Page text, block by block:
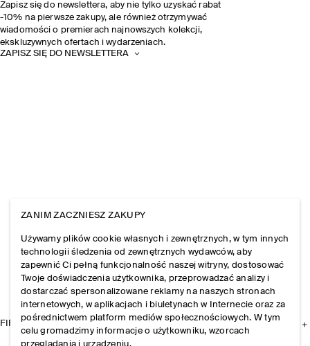
Zapisz się do newslettera, aby nie tylko uzyskać rabat
-10% na pierwsze zakupy, ale również otrzymywać
wiadomości o premierach najnowszych kolekcji,
ekskluzywnych ofertach i wydarzeniach.
ZAPISZ SIĘ DO NEWSLETTERA
FIRMA
ZANIM ZACZNIESZ ZAKUPY
Używamy plików cookie własnych i zewnętrznych, w tym innych
technologii śledzenia od zewnętrznych wydawców, aby
zapewnić Ci pełną funkcjonalność naszej witryny, dostosować
Twoje doświadczenia użytkownika, przeprowadzać analizy i
dostarczać spersonalizowane reklamy na naszych stronach
internetowych, w aplikacjach i biuletynach w Internecie oraz za
pośrednictwem platform mediów społecznościowych. W tym
celu gromadzimy informacje o użytkowniku, wzorcach
przeglądania i urządzeniu.